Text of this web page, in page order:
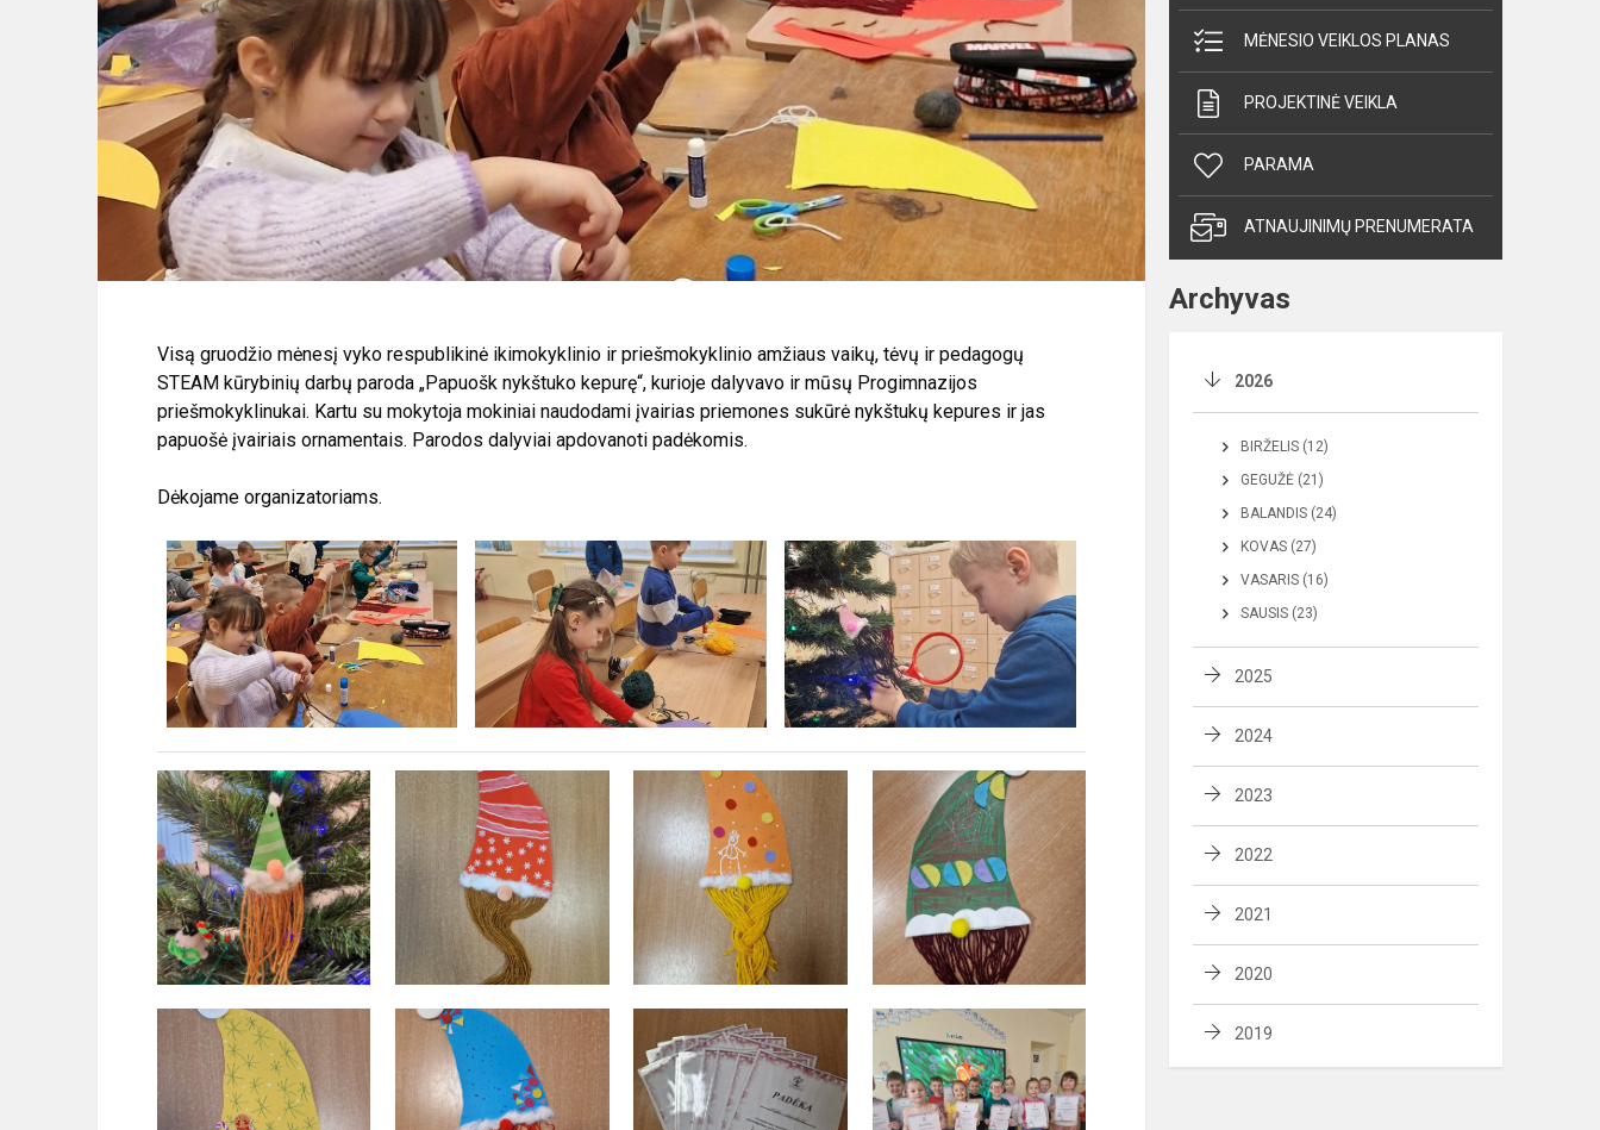
Visą gruodžio mėnesį vyko respublikinė ikimokyklinio ir priešmokyklinio amžiaus vaikų, tėvų ir pedagogų
STEAM kūrybinių darbų paroda „Papuošk nykštuko kepurę“, kurioje dalyvavo ir mūsų Progimnazijos
priešmokyklinukai. Kartu su mokytoja mokiniai naudodami įvairias priemones sukūrė nykštukų kepures ir jas
papuošė įvairiais ornamentais. Parodos dalyviai apdovanoti padėkomis.
Dėkojame organizatoriams.
MĖNESIO VEIKLOS PLANAS
PROJEKTINĖ VEIKLA
PARAMA
ATNAUJINIMŲ PRENUMERATA
Archyvas
2026
BIRŽELIS (12)
GEGUŽĖ (21)
BALANDIS (24)
KOVAS (27)
VASARIS (16)
SAUSIS (23)
2025
2024
2023
2022
2021
2020
2019